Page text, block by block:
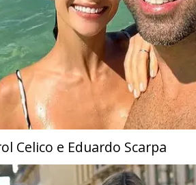
Celico e Eduardo Scarpa